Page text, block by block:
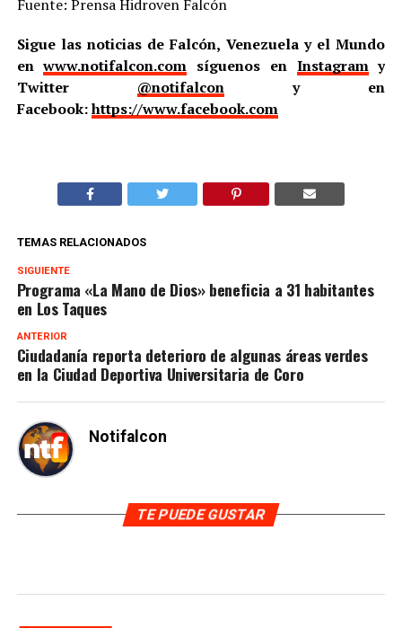
Fuente: Prensa Hidroven Falcón
Sigue las noticias de Falcón, Venezuela y el Mundo
enwww.notifalcon.com síguenos en Instagramy
Twitter @notifalcony en
Facebook:https://www.facebook.com
TEMAS RELACIONADOS
SIGUIENTE
Programa «La Mano de Dios» beneficia a 31 habitantes
en Los Taques
ANTERIOR
Ciudadanía reporta deterioro de algunas áreas verdes
en la Ciudad Deportiva Universitaria de Coro
Notifalcon
TE PUEDE GUSTAR